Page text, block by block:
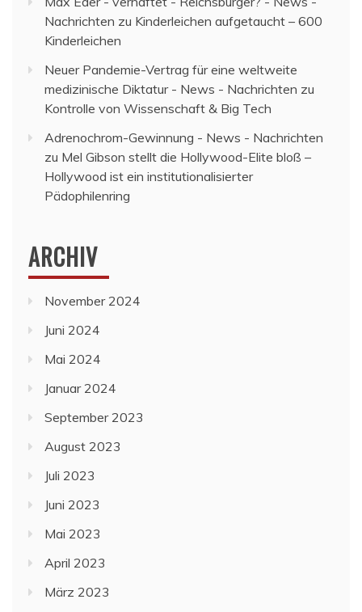
Nachrichten zu Kinderleichen aufgetaucht – 600
Kinderleichen
Neuer Pandemie-Vertrag für eine weltweite
medizinische Diktatur - News - Nachrichten zu
Kontrolle von Wissenschaft & Big Tech
Adrenochrom-Gewinnung - News - Nachrichten
zu Mel Gibson stellt die Hollywood-Elite bloß –
Hollywood ist ein institutionalisierter
Pädophilenring
ARCHIV
November 2024
Juni 2024
Mai 2024
Januar 2024
September 2023
August 2023
Juli 2023
Juni 2023
Mai 2023
April 2023
März 2023